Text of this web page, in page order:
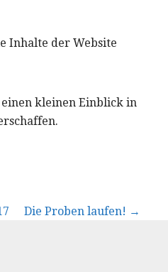
Inhalte der Website
einen kleinen Einblick in
Die Proben laufen! →